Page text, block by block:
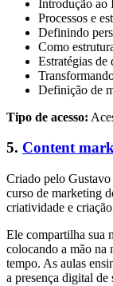
Introdução
Processos e
Definindo
Como
Estratégias de
Definição de
Tipo de acesso:
5. Content
Criado pelo
curso de marketing
criatividade e
Ele compartilha sua
colocando a mão na
tempo. As aulas
a presença digital de